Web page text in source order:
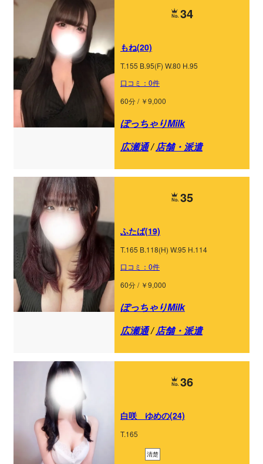
34
もね(20)
T.155 B.95(F) W.80 H.95
口コミ：0件
60分 / ￥9,000
ぽっちゃりMilk
広瀬通/店舗・派遣
35
ふたば(19)
T.165 B.118(H) W.95 H.114
口コミ：0件
60分 / ￥9,000
ぽっちゃりMilk
広瀬通/店舗・派遣
36
白咲 ゆめの(24)
T.165
清楚